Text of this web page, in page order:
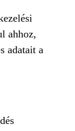
ahhoz,
adatait a